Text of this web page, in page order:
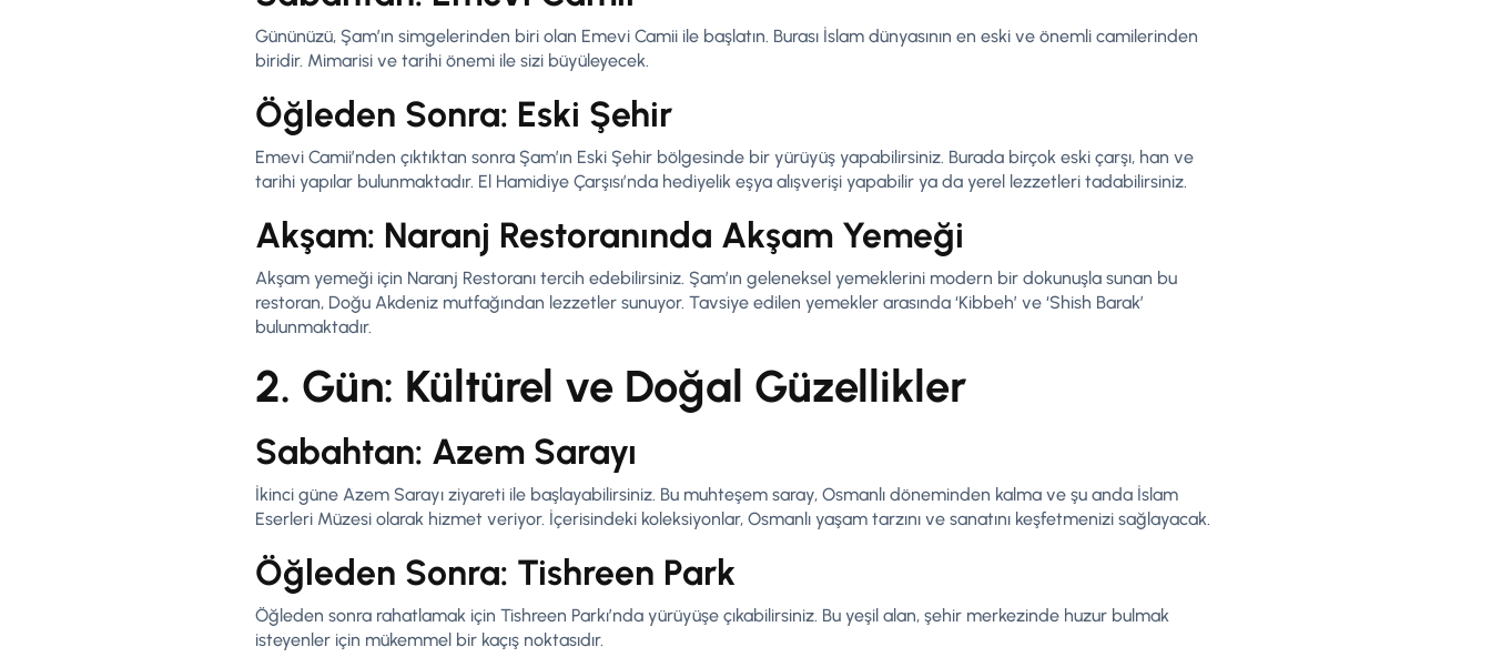
Gününüzü, Şam’ın simgelerinden biri olan Emevi Camii ile başlatın. Burası İslam dünyasının en eski ve önemli camilerinden
biridir. Mimarisi ve tarihi önemi ile sizi büyüleyecek.
Öğleden Sonra: Eski Şehir
Emevi Camii’nden çıktıktan sonra Şam’ın Eski Şehir bölgesinde bir yürüyüş yapabilirsiniz. Burada birçok eski çarşı, han ve
tarihi yapılar bulunmaktadır. El Hamidiye Çarşısı’nda hediyelik eşya alışverişi yapabilir ya da yerel lezzetleri tadabilirsiniz.
Akşam: Naranj Restoranında Akşam Yemeği
Akşam yemeği için Naranj Restoranı tercih edebilirsiniz. Şam’ın geleneksel yemeklerini modern bir dokunuşla sunan bu
restoran, Doğu Akdeniz mutfağından lezzetler sunuyor. Tavsiye edilen yemekler arasında ‘Kibbeh’ ve ‘Shish Barak’
bulunmaktadır.
2. Gün: Kültürel ve Doğal Güzellikler
Sabahtan: Azem Sarayı
İkinci güne Azem Sarayı ziyareti ile başlayabilirsiniz. Bu muhteşem saray, Osmanlı döneminden kalma ve şu anda İslam
Eserleri Müzesi olarak hizmet veriyor. İçerisindeki koleksiyonlar, Osmanlı yaşam tarzını ve sanatını keşfetmenizi sağlayacak.
Öğleden Sonra: Tishreen Park
Öğleden sonra rahatlamak için Tishreen Parkı’nda yürüyüşe çıkabilirsiniz. Bu yeşil alan, şehir merkezinde huzur bulmak
isteyenler için mükemmel bir kaçış noktasıdır.